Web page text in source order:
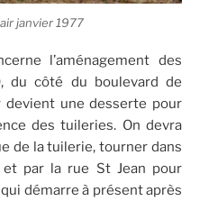
janvier 1977
l’aménagement des
du côté du boulevard de
devient une desserte pour
des tuileries. On devra
de la tuilerie, tourner dans
par la rue St Jean pour
démarre à présent après